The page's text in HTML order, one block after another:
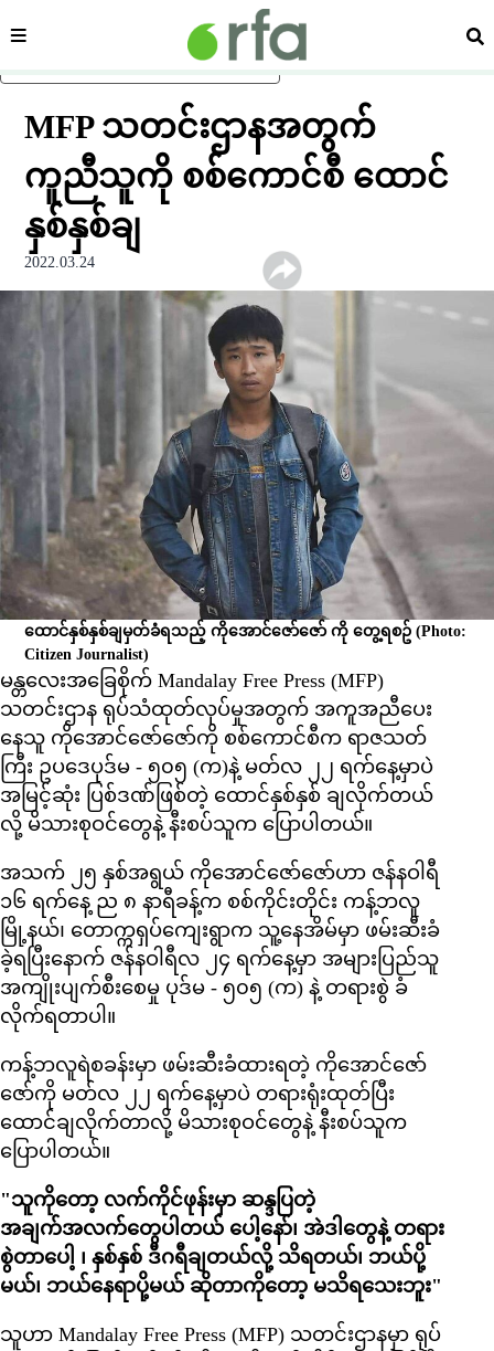
ပင်မအကြောင်းအရာသို့ ကျော်ရန်
ကဏ္ဍ ရှာ
MFP သတင်းဌာနအတွက်
ကူညီသူကို စစ်ကောင်စီ ထောင်
နှစ်နှစ်ချ
2022.03.24
ထောင်နှစ်နှစ်ချမှတ်ခံရသည့် ကိုအောင်ဇော်ဇော် ကို တွေ့ရစဥ်(Photo:
Citizen Journalist)
မန္တလေးအခြေစိုက် Mandalay Free Press (MFP)
သတင်းဌာန ရုပ်သံထုတ်လုပ်မှုအတွက် အကူအညီပေး
နေသူ ကိုအောင်ဇော်ဇော်ကို စစ်ကောင်စီက ရာဇသတ်
ကြီး ဥပဒေပုဒ်မ - ၅၀၅ (က)နဲ့ မတ်လ ၂၂ ရက်နေ့မှာပဲ
အမြင့်ဆုံး ပြစ်ဒဏ်ဖြစ်တဲ့ ထောင်နှစ်နှစ် ချလိုက်တယ်
လို့ မိသားစုဝင်တွေနဲ့ နီးစပ်သူက ပြောပါတယ်။
အသက် ၂၅ နှစ်အရွယ် ကိုအောင်ဇော်ဇော်ဟာ ဇန်နဝါရီ
၁၆ ရက်နေ့ ည ၈ နာရီခန့်က စစ်ကိုင်းတိုင်း ကန့်ဘလူ
မြို့နယ်၊ တောက္ကရှပ်ကျေးရွာက သူ့နေအိမ်မှာ ဖမ်းဆီးခံ
ခဲ့ရပြီးနောက် ဇန်နဝါရီလ ၂၄ ရက်နေ့မှာ အများပြည်သူ
အကျိုးပျက်စီးစေမှု ပုဒ်မ - ၅၀၅ (က) နဲ့ တရားစွဲ ခံ
လိုက်ရတာပါ။
ကန့်ဘလူရဲစခန်းမှာ ဖမ်းဆီးခံထားရတဲ့ ကိုအောင်ဇော်
ဇော်ကို မတ်လ ၂၂ ရက်နေ့မှာပဲ တရားရုံးထုတ်ပြီး
ထောင်ချလိုက်တာလို့ မိသားစုဝင်တွေနဲ့ နီးစပ်သူက
ပြောပါတယ်။
"သူကိုတော့ လက်ကိုင်ဖုန်းမှာ ဆန္ဒပြတဲ့
အချက်အလက်တွေပါတယ် ပေါ့နော်၊ အဲဒါတွေနဲ့ တရား
စွဲတာပေါ့ ၊ နှစ်နှစ် ဒီဂရီချတယ်လို့ သိရတယ်၊ ဘယ်ပို့
မယ်၊ ဘယ်နေရာပို့မယ် ဆိုတာကိုတော့ မသိရသေးဘူး"
သူဟာ Mandalay Free Press (MFP) သတင်းဌာနမှာ ရုပ်